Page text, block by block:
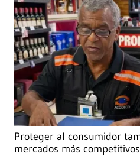
Proteger al consumidor
mercados más competitivos